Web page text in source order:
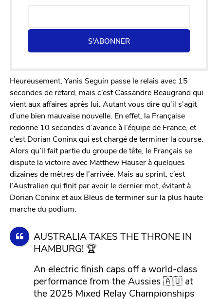
S'ABONNER
Heureusement, Yanis Seguin passe le relais avec 15
secondes de retard, mais c’est Cassandre Beaugrand qui
vient aux affaires après lui. Autant vous dire qu’il s’agit
d’une bien mauvaise nouvelle. En effet, la Française
redonne 10 secondes d’avance à l’équipe de France, et
c’est Dorian Coninx qui est chargé de terminer la course.
Alors qu’il fait partie du groupe de tête, le Français se
dispute la victoire avec Matthew Hauser à quelques
dizaines de mètres de l’arrivée. Mais au sprint, c’est
l’Australien qui finit par avoir le dernier mot, évitant à
Dorian Coninx et aux Bleus de terminer sur la plus haute
marche du podium.
AUSTRALIA TAKES THE THRONE IN
HAMBURG! 🏆
An electric finish caps off a world-class
performance from the Aussies 🇦🇺 at
the 2025 Mixed Relay Championships